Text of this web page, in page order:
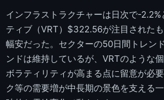
インフラストラクチャーは日次で-
ティブ（VRT）$322.56が注目された
幅安だった。セクターの50日間トレン
ンドは維持しているが、VRTのような
ボラティリティが高まる点に留意が必
ク等の需要増が中長期の景色を支える